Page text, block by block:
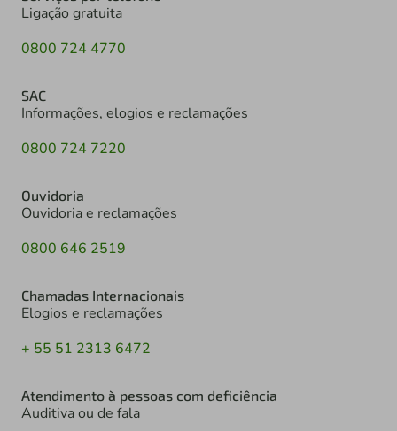
Ligação gratuita
0800 724 4770
SAC
Informações, elogios e reclamações
0800 724 7220
Ouvidoria
Ouvidoria e reclamações
0800 646 2519
Chamadas Internacionais
Elogios e reclamações
+ 55 51 2313 6472
Atendimento à pessoas com deficiência
Auditiva ou de fala